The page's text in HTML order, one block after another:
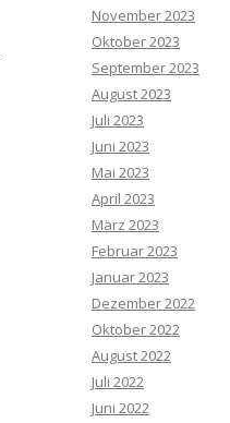
November 2023
Oktober 2023
September 2023
August 2023
Juli 2023
Juni 2023
Mai 2023
April 2023
März 2023
Februar 2023
Januar 2023
Dezember 2022
Oktober 2022
August 2022
Juli 2022
Juni 2022